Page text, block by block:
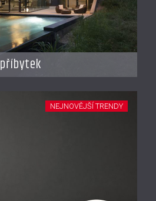
NEJNOVĚJŠÍ TRENDY